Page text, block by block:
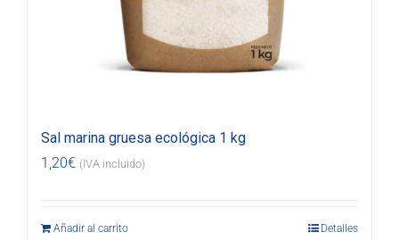
Sal marina gruesa ecológica 1 kg
1,20€ (IVA incluido)
Añadir al carrito Detalles